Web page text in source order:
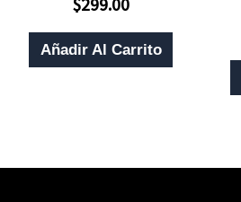
Valorado
0
De
5
Añadir Al Carrito